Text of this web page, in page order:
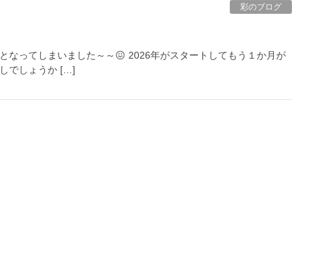
彩のブログ
なってしまいました～～😖 2026年がスタートしてもう１か月が
でしょうか […]